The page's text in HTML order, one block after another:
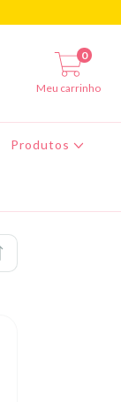
Meu carrinho
0
Produtos